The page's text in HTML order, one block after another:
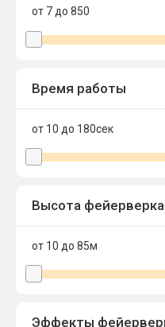
от 7 до 850
Время работы
от 10 до 180сек
Высота фейерверка
от 10 до 85м
Эффекты